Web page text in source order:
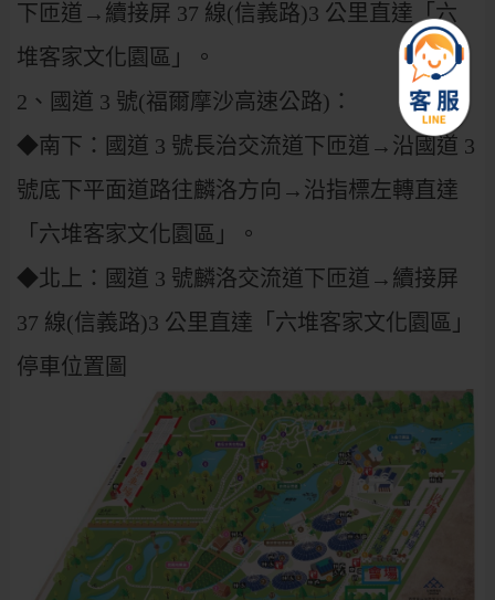
下匝道→續接屏 37 線(信義路)3 公里直達「六
堆客家文化園區」。
2、國道 3 號(福爾摩沙高速公路)：
◆南下：國道 3 號長治交流道下匝道→沿國道 3
號底下平面道路往麟洛方向→沿指標左轉直達
「六堆客家文化園區」。
◆北上：國道 3 號麟洛交流道下匝道→續接屏
37 線(信義路)3 公里直達「六堆客家文化園區」
停車位置圖